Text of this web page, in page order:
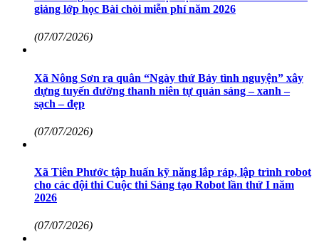
giảng lớp học Bài chòi miễn phí năm 2026
(07/07/2026)
Xã Nông Sơn ra quân “Ngày thứ Bảy tình nguyện” xây
dựng tuyến đường thanh niên tự quản sáng – xanh –
sạch – đẹp
(07/07/2026)
Xã Tiên Phước tập huấn kỹ năng lắp ráp, lập trình robot
cho các đội thi Cuộc thi Sáng tạo Robot lần thứ I năm
2026
(07/07/2026)